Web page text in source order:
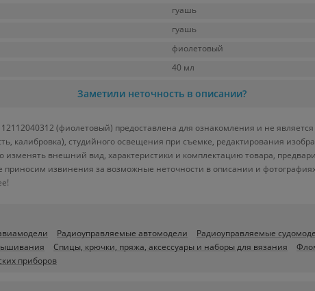
гуашь
гуашь
фиолетовый
40 мл
Заметили неточность в описании?
(фиолетовый) предоставлена для ознакомления и не
калибровка), студийного освещения при съемке, редактирования
изменять внешний вид, характеристики и комплектацию товара,
приносим извинения за возможные неточности в описании и
Радиоуправляемые автомодели Радиоуправляемые
Спицы, крючки, пряжа, аксессуары и наборы для вязания
приборов